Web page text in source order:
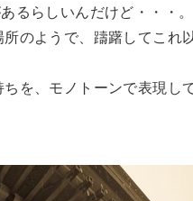
るらしいんだけど・・・
のようで、躊躇してこれ
を、モノトーンで表現し